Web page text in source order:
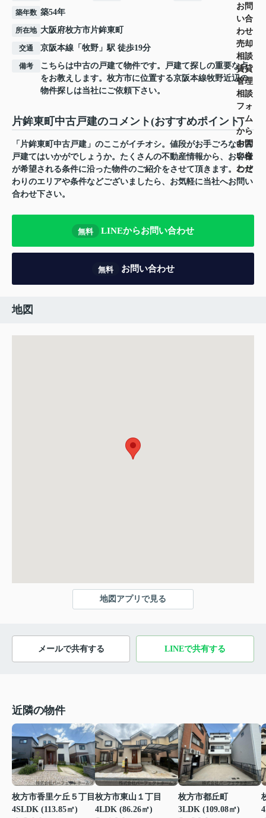
お問
い合
わせ
売却
相談
賃貸
管理
相談
フォ
ーム
から
お問
い合
わせ
築年数 築54年
所在地 大阪府枚方市片鉾東町
交通 京阪本線 「 牧野 」駅 徒歩19分
備考
こちらは中古の戸建て物件です。戸建て探しの重要な点
をお教えします。枚方市に位置する京阪本線牧野近辺の
物件探しは当社にご依頼下さい。
片鉾東町中古戸建のコメント(おすすめポイント)
「片鉾東町中古戸建」のここがイチオシ。値段がお手ごろな中古
戸建てはいかがでしょうか。たくさんの不動産情報から、お客様
が希望される条件に沿った物件のご紹介をさせて頂きます。こだ
わりのエリアや条件などございましたら、お気軽に当社へお問い
合わせ下さい。
無料 LINEからお問い合わせ
無料 お問い合わせ
地図
地図アプリで見る
メールで共有する LINEで共有する
近隣の物件
枚方市香里ケ丘５丁目
4SLDK (113.85㎡)
枚方市東山１丁目
4LDK (86.26㎡)
枚方市都丘町
3LDK (109.08㎡)